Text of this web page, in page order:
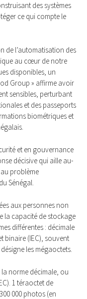
des systèmes
ce qui compte le
de l’automatisation des
au cœur de notre
disponibles, un
Group » affirme avoir
sensibles, perturbant
et des passeports
biométriques et
et en gouvernance
décisive qui aille au-
problème
Sénégal.
aux personnes non
la capacité de stockage
différentes : décimale
binaire (IEC), souvent
les mégaoctets.
norme décimale, ou
1 téraoctet de
000 photos (en